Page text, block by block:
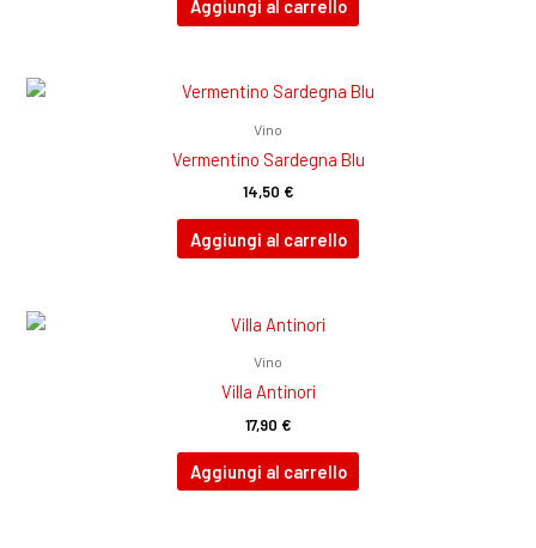
Aggiungi al carrello
Vino
Vermentino Sardegna Blu
14,50 €
Aggiungi al carrello
Vino
Villa Antinori
17,90 €
Aggiungi al carrello